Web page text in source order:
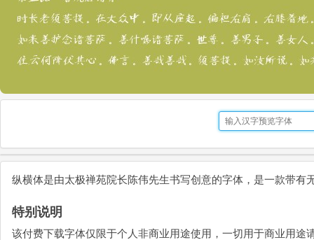
纵横体是由太极禅苑院长陈伟先生书写创意的字体，是一款带有
特别说明
该付费下载字体仅限于个人非商业用途使用，一切用于商业用